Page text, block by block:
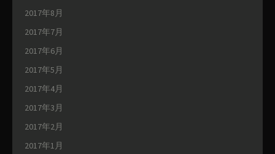
2017年8月
2017年7月
2017年6月
2017年5月
2017年4月
2017年3月
2017年2月
2017年1月